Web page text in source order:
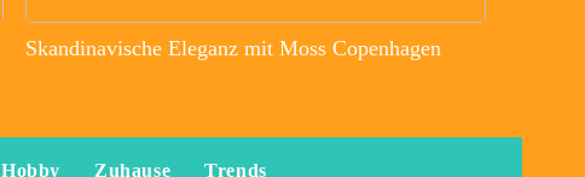
Skandinavische Eleganz mit Moss Copenhagen
Hobby Zuhause Trends